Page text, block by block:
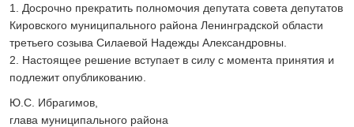
1. Досрочно прекратить полномочия депутата совета депутатов
Кировского муниципального района Ленинградской области
третьего созыва Силаевой Надежды Александровны.
2. Настоящее решение вступает в силу с момента принятия и
подлежит опубликованию.
Ю.С. Ибрагимов,
глава муниципального района